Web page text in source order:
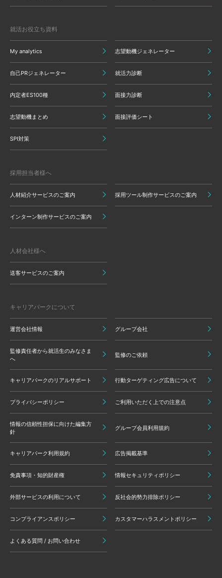
就活お役立ち資料
My analytics 志望動機ジェネレーター
自己PRジェネレーター 就活力診断
内定者ES100種 面接力診断
志望動機まとめ 面接評価シート
SPI対策
採用担当者様へ
人材紹介サービスのご案内 採用ツール制作サービスのご案内
インターン制作サービスのご案内
人材会社様へ
送客サービスのご案内
キャリアパークについて
運営会社情報 グループ会社
監修責任者から就活生のみなさま
へ
監修のご依頼
キャリアパークのリアルサポート 行動ターゲティング広告について
プライバシーポリシー ご利用いただく上での注意点
情報の信頼性担保に向けた編集方
針
グループ会員利用規約
キャリアパーク利用規約 広告掲載基準
免責事項・知的財産権 情報セキュリティポリシー
外部サービスの利用について 反社会的勢力排除ポリシー
コンプライアンスポリシー カスタマーハラスメントポリシー
よくある質問 / お問い合わせ